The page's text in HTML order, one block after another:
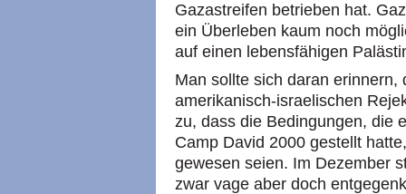
Gazastreifen betrieben hat.
ein Überleben kaum noch
auf einen lebensfähigen
Man sollte sich daran
amerikanisch-israelischen
zu, dass die Bedingungen, die
Camp David 2000 gestellt
gewesen seien. Im Dezember
zwar vage aber doch